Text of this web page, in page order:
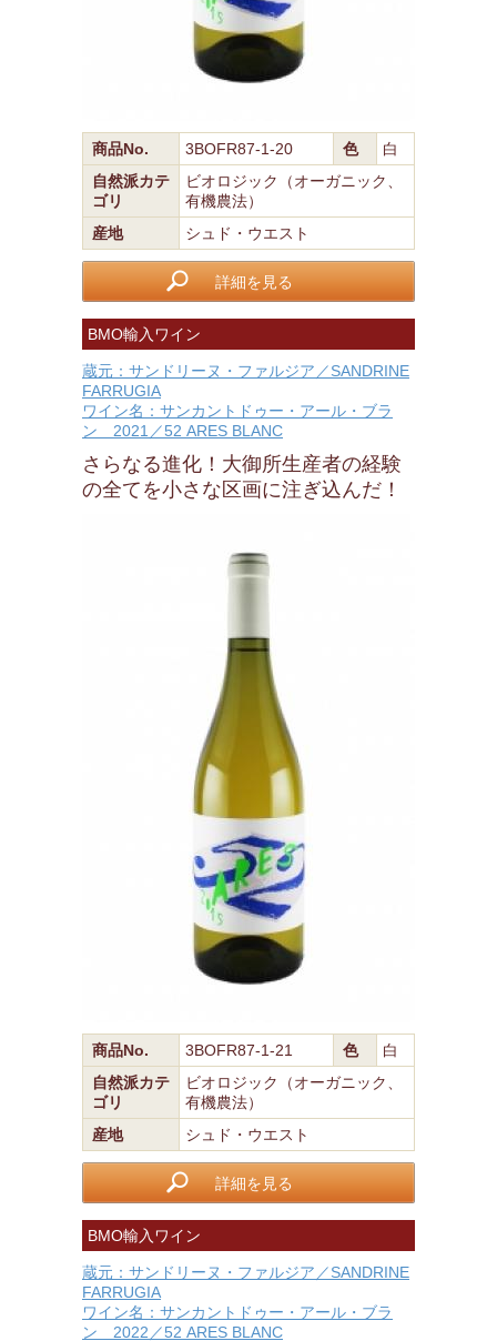
商品No. 3BOFR87-1-20 色
白
自然派カテ
ゴリ
ビオロジック（オーガニック、
有機農法）
産地
シュド・ウエスト
詳細を見る
BMO輸入ワイン
蔵元：サンドリーヌ・ファルジア／SANDRINE
FARRUGIA
ワイン名：サンカントドゥー・アール・ブラ
ン 2021／52 ARES BLANC
さらなる進化！大御所生産者の経験
の全てを小さな区画に注ぎ込んだ！
商品No. 3BOFR87-1-21 色
白
自然派カテ
ゴリ
ビオロジック（オーガニック、
有機農法）
産地
シュド・ウエスト
詳細を見る
BMO輸入ワイン
蔵元：サンドリーヌ・ファルジア／SANDRINE
FARRUGIA
ワイン名：サンカントドゥー・アール・ブラ
ン 2022／52 ARES BLANC